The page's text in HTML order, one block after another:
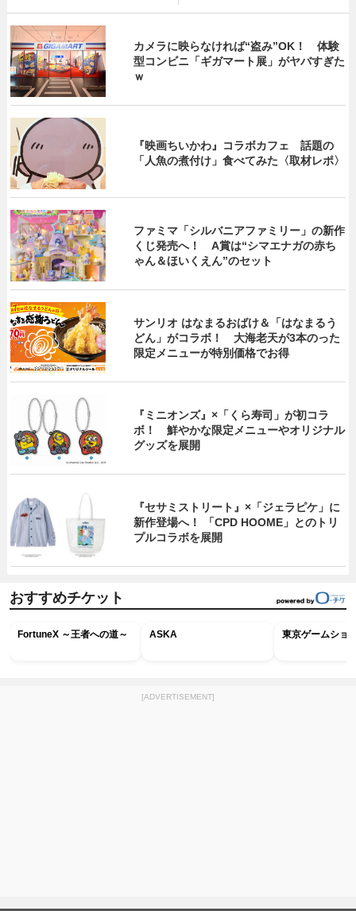
カメラに映らなければ“盗み”OK！ 体験
型コンビニ「ギガマート展」がヤバすぎた
ｗ
『映画ちいかわ』コラボカフェ 話題の
「人魚の煮付け」食べてみた〈取材レポ〉
ファミマ「シルバニアファミリー」の新作
くじ発売へ！ A賞は“シマエナガの赤ち
ゃん＆ほいくえん”のセット
サンリオ はなまるおばけ＆「はなまるう
どん」がコラボ！ 大海老天が3本のった
限定メニューが特別価格でお得
『ミニオンズ』×「くら寿司」が初コラ
ボ！ 鮮やかな限定メニューやオリジナル
グッズを展開
『セサミストリート』×「ジェラピケ」に
新作登場へ！ 「CPD HOOME」とのトリ
プルコラボを展開
おすすめチケット
FortuneX ～王者への道～ ASKA 東京ゲームショ
[ADVERTISEMENT]